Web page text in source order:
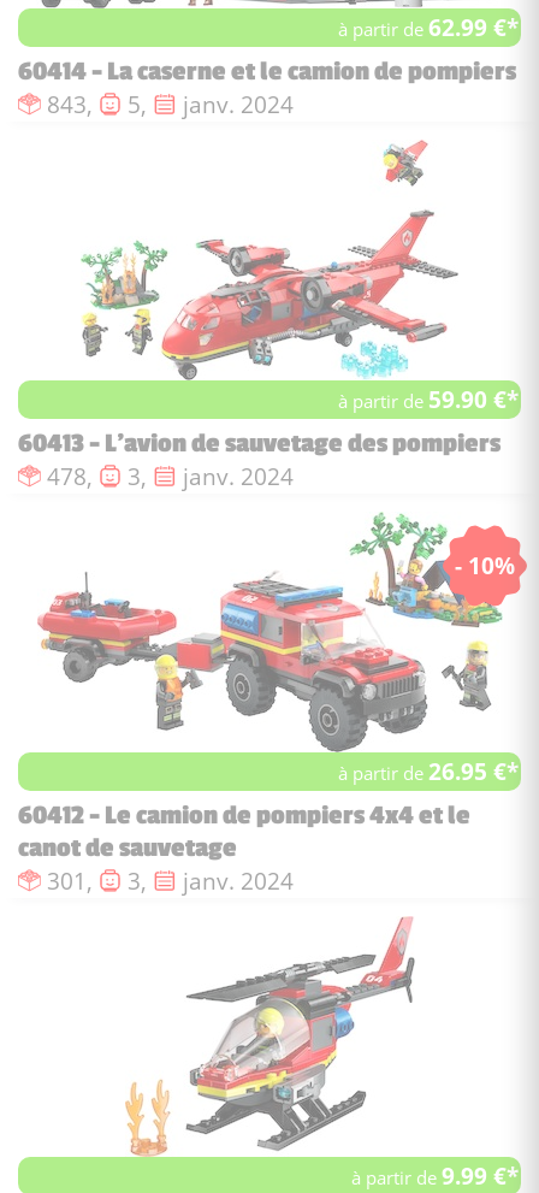
à partir de62.99 €*
60414 - La caserne et le camion de pompiers
Nombre de pièces :
843, Nombre de figurines :
5, Date de sortie :
janv. 2024
à partir de 59.90 €*
60413 - L’avion de sauvetage des pompiers
Nombre de pièces :
478, Nombre de figurines :
3, Date de sortie :
janv. 2024
- 10%
à partir de26.95 €*
60412 - Le camion de pompiers 4x4 et le
canot de sauvetage
Nombre de pièces :
301, Nombre de figurines :
3, Date de sortie :
janv. 2024
à partir de9.99 €*